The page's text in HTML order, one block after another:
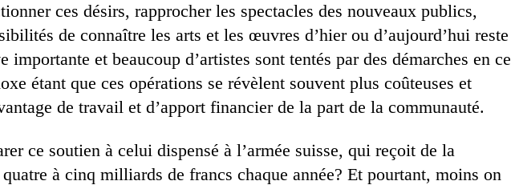
ces désirs, rapprocher les spectacles des nouveaux publics,
de connaître les arts et les œuvres d’hier ou d’aujourd’hui reste
importante et beaucoup d’artistes sont tentés par des démarches en ce
étant que ces opérations se révèlent souvent plus coûteuses et
de travail et d’apport financier de la part de la communauté.
ce soutien à celui dispensé à l’armée suisse, qui reçoit de la
à cinq milliards de francs chaque année? Et pourtant, moins on